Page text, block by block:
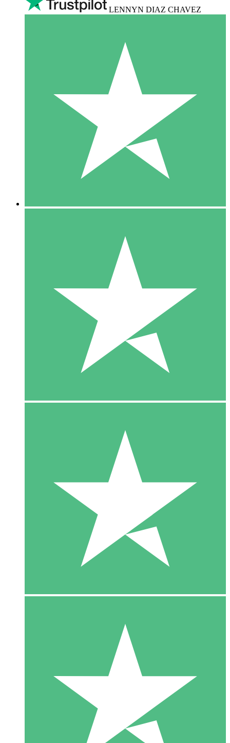
LENNYN DIAZ CHAVEZ